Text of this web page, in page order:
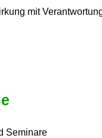
mit
Seminare